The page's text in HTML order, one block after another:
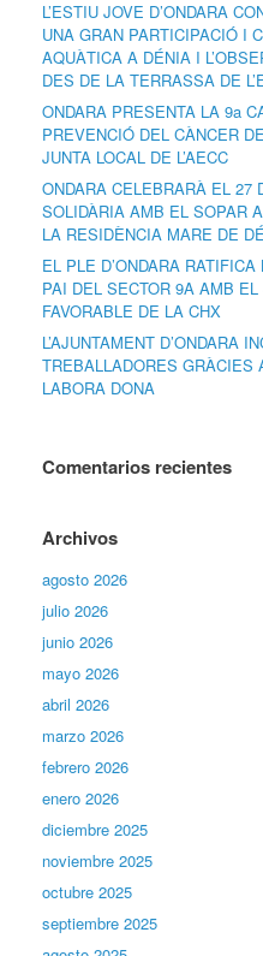
L’ESTIU JOVE D’ONDARA
UNA GRAN PARTICIPACIÓ I
AQUÀTICA A DÉNIA I
DES DE LA TERRASSA DE
ONDARA PRESENTA LA 9a
PREVENCIÓ DEL CÀNCER
JUNTA LOCAL DE L’AECC
ONDARA CELEBRARÀ EL 27
SOLIDÀRIA AMB EL SOPAR
LA RESIDÈNCIA MARE DE
EL PLE D’ONDARA RATIFICA
PAI DEL SECTOR 9A AMB EL
FAVORABLE DE LA CHX
L’AJUNTAMENT D’ONDARA
TREBALLADORES
LABORA DONA
Comentarios recientes
Archivos
agosto 2026
julio 2026
junio 2026
mayo 2026
abril 2026
marzo 2026
febrero 2026
enero 2026
diciembre 2025
noviembre 2025
octubre 2025
septiembre 2025